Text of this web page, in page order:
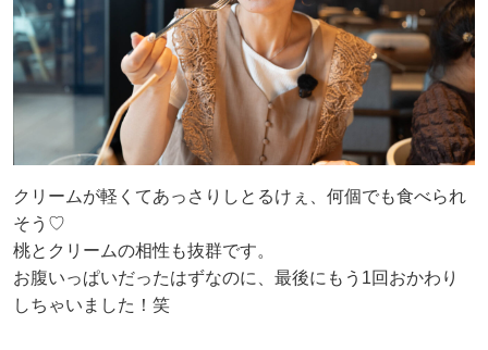
クリームが軽くてあっさりしとるけぇ、何個でも食べられ
そう♡
桃とクリームの相性も抜群です。
お腹いっぱいだったはずなのに、最後にもう1回おかわり
しちゃいました！笑